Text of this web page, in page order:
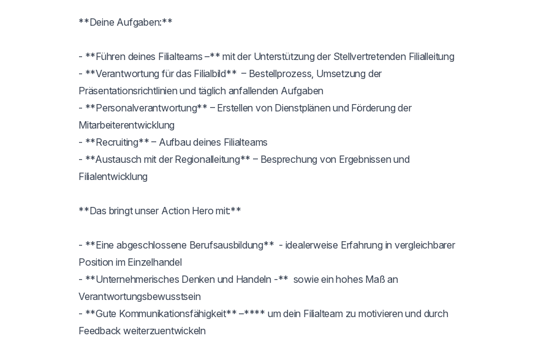
**Deine Aufgaben:**
- **Führen deines Filialteams –** mit der Unterstützung der Stellvertretenden Filialleitung
- **Verantwortung für das Filialbild**  – Bestellprozess, Umsetzung der
Präsentationsrichtlinien und täglich anfallenden Aufgaben
- **Personalverantwortung** – Erstellen von Dienstplänen und Förderung der
Mitarbeiterentwicklung
- **Recruiting** – Aufbau deines Filialteams
- **Austausch mit der Regionalleitung** – Besprechung von Ergebnissen und
Filialentwicklung
**Das bringt unser Action Hero mit:**
- **Eine abgeschlossene Berufsausbildung**  - idealerweise Erfahrung in vergleichbarer
Position im Einzelhandel
- **Unternehmerisches Denken und Handeln -**  sowie ein hohes Maß an
Verantwortungsbewusstsein
- **Gute Kommunikationsfähigkeit** –**** um dein Filialteam zu motivieren und durch
Feedback weiterzuentwickeln